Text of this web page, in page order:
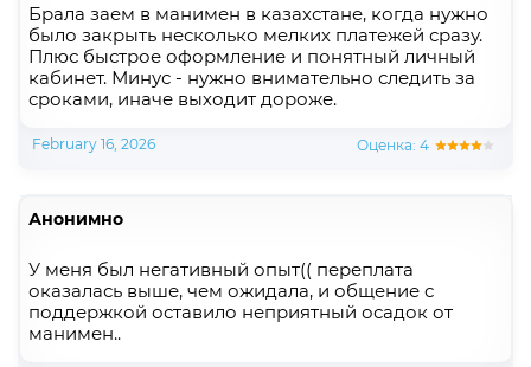
Брала заем в манимен в казахстане, когда нужно
было закрыть несколько мелких платежей сразу.
Плюс быстрое оформление и понятный личный
кабинет. Минус - нужно внимательно следить за
сроками, иначе выходит дороже.
February 16, 2026 Оценка: 4
Анонимно
У меня был негативный опыт(( переплата
оказалась выше, чем ожидала, и общение с
поддержкой оставило неприятный осадок от
манимен..